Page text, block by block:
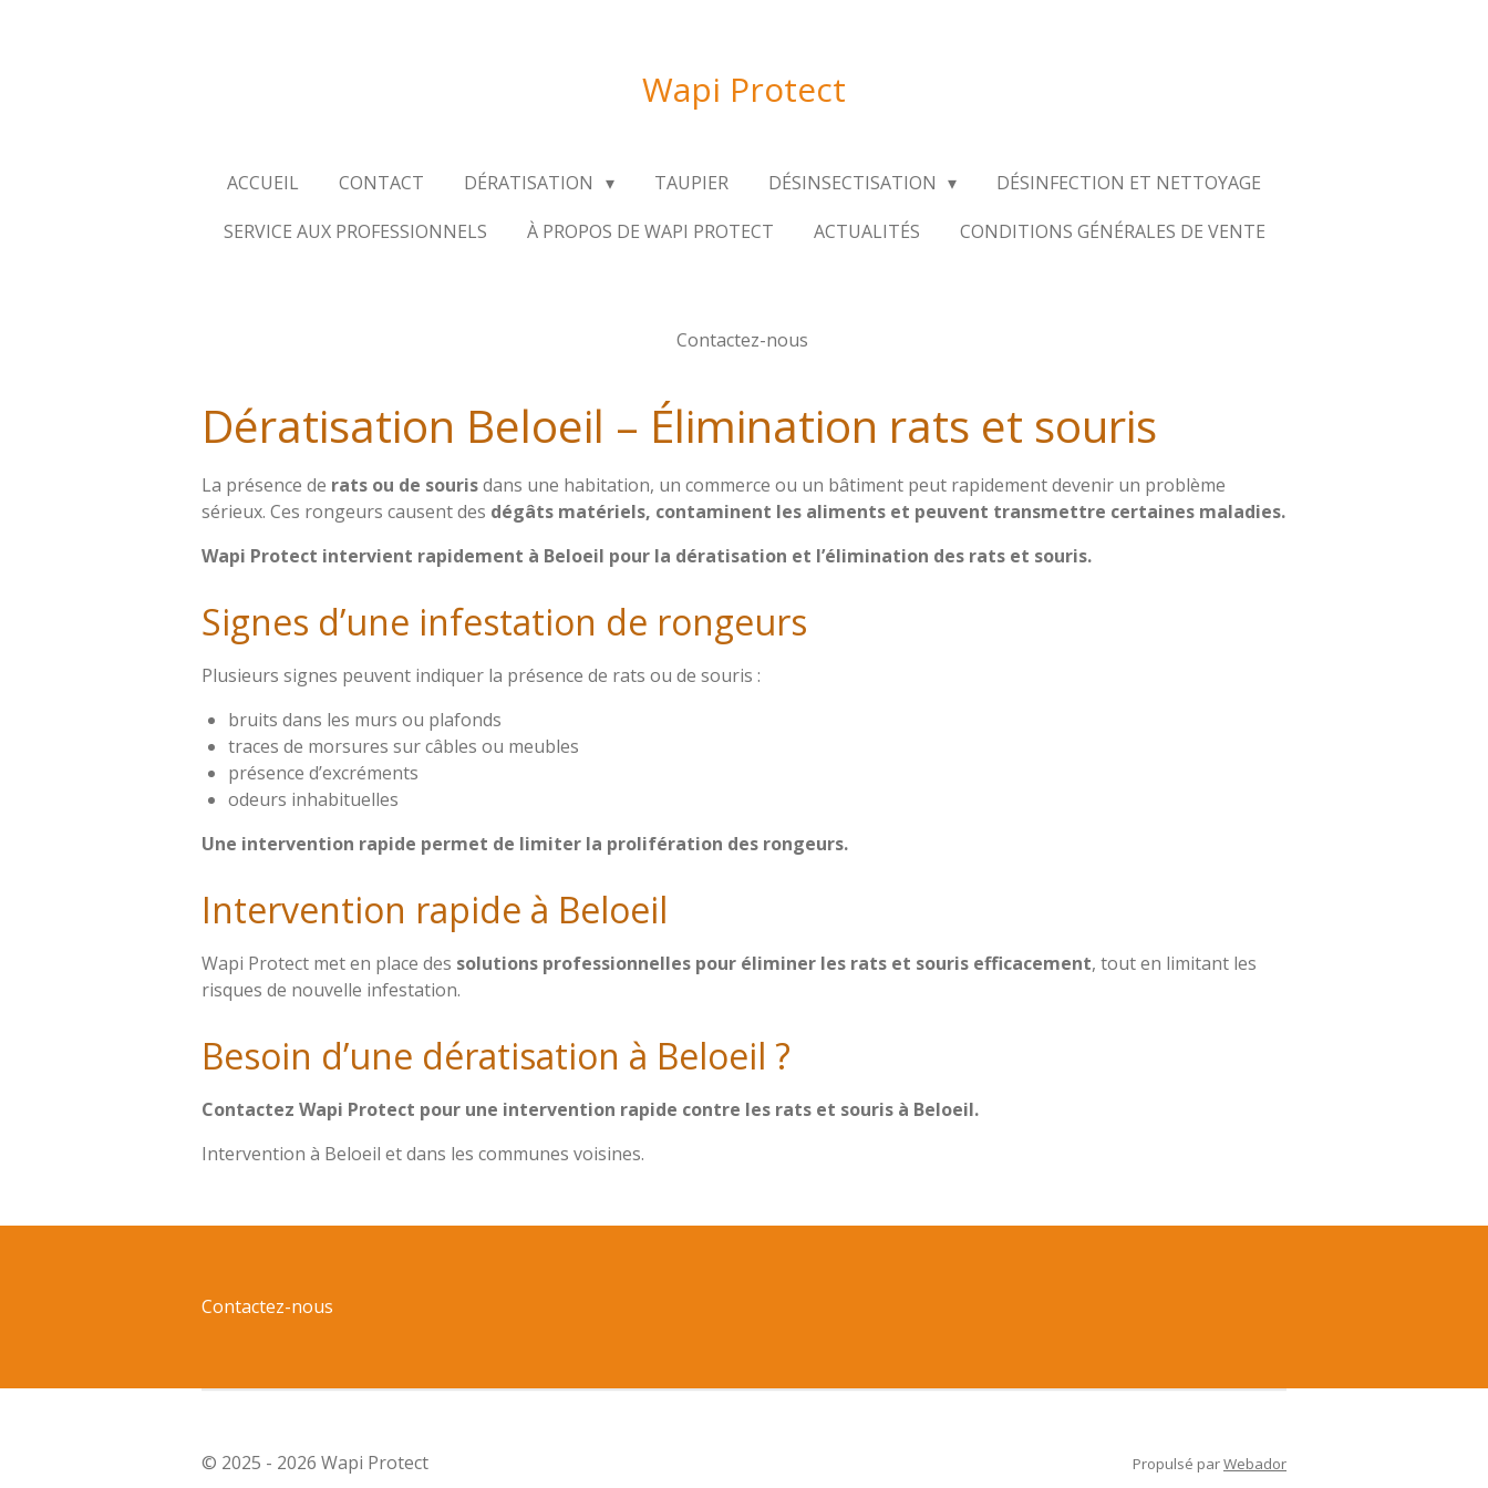
Wapi Protect
ACCUEIL CONTACT DÉRATISATION TAUPIER DÉSINSECTISATION
DÉSINFECTION ET NETTOYAGE
SERVICE AUX PROFESSIONNELS
À PROPOS DE WAPI PROTECT ACTUALITÉS CONDITIONS GÉNÉRALES DE VENTE
Contactez-nous
Dératisation Beloeil – Élimination rats et souris
La présence de rats ou de sourisdans une habitation, un commerce ou un bâtiment peut rapidement devenir un problème
sérieux. Ces rongeurs causent des dégâts matériels, contaminent les aliments et peuvent transmettre certaines maladies.
Wapi Protect intervient rapidement à Beloeil pour la dératisation et l’élimination des rats et souris.
Signes d’une infestation de rongeurs
Plusieurs signes peuvent indiquer la présence de rats ou de souris :
bruits dans les murs ou plafonds
traces de morsures sur câbles ou meubles
présence d’excréments
odeurs inhabituelles
Une intervention rapide permet de limiter la prolifération des rongeurs.
Intervention rapide à Beloeil
Wapi Protect met en place des solutions professionnelles pour éliminer les rats et souris efficacement, tout en limitant les
risques de nouvelle infestation.
Besoin d’une dératisation à Beloeil ?
Contactez Wapi Protect pour une intervention rapide contre les rats et souris à Beloeil.
Intervention à Beloeil et dans les communes voisines.
Contactez-nous
© 2025 - 2026 Wapi Protect Propulsé parWebador